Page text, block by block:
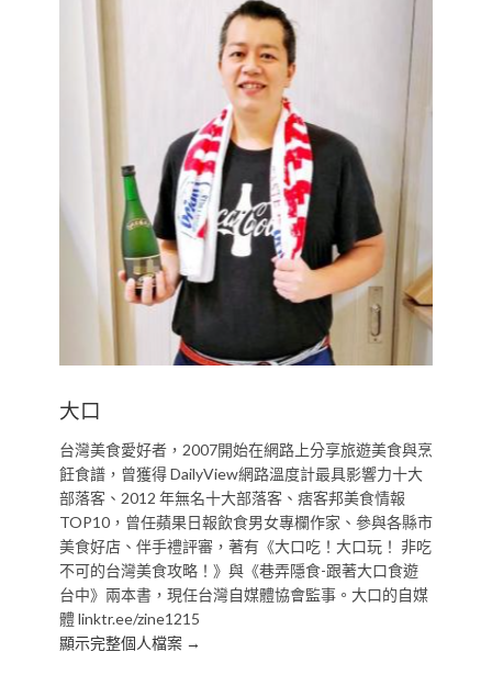
大口
台灣美食愛好者，2007開始在網路上分享旅遊美食與烹
飪食譜，曾獲得 DailyView網路溫度計最具影響力十大
部落客、2012 年無名十大部落客、痞客邦美食情報
TOP10，曾任蘋果日報飲食男女專欄作家、參與各縣市
美食好店、伴手禮評審，著有《大口吃！大口玩！ 非吃
不可的台灣美食攻略！》與《巷弄隱食-跟著大口食遊
台中》兩本書，現任台灣自媒體協會監事。大口的自媒
體 linktr.ee/zine1215
顯示完整個人檔案 →